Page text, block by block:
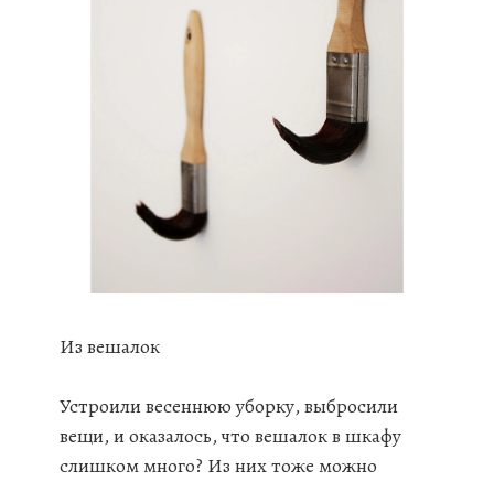
Из вешалок
Устроили весеннюю уборку, выбросили
вещи, и оказалось, что вешалок в шкафу
слишком много? Из них тоже можно